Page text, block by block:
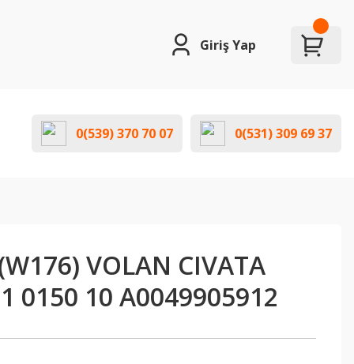
Giriş Yap
0(539) 370 70 07 0(531) 309 69 37
VOLAN CIVATA
0150 10 A0049905912